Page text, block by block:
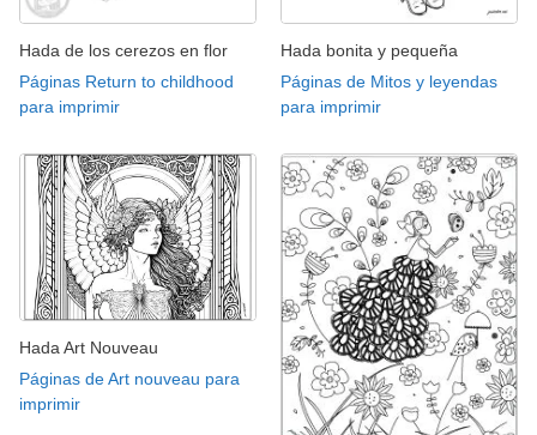
Hada de los cerezos en flor
Páginas Return to childhood
para imprimir
Hada bonita y pequeña
Páginas de Mitos y leyendas
para imprimir
Hada Art Nouveau
Páginas de Art nouveau para
imprimir